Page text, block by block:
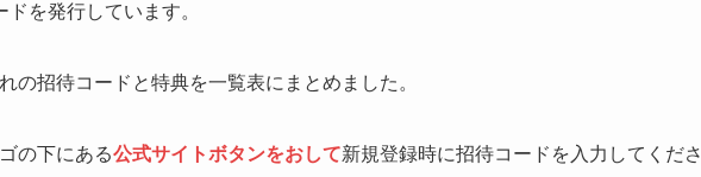
を発行しています。
の招待コードと特典を一覧表にまとめました。
の下にある公式サイトボタンをおして新規登録時に招待コードを入力してくださ